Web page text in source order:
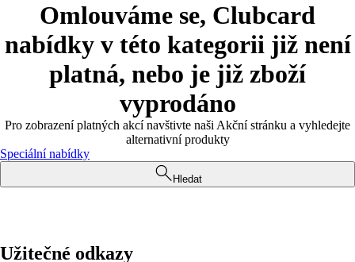
Omlouváme se, Clubcard
nabídky v této kategorii již není
platná, nebo je již zboží
vyprodáno
Pro zobrazení platných akcí navštivte naši Akční stránku a vyhledejte
alternativní produkty
Speciální nabídky
Hledat
Užitečné odkazy